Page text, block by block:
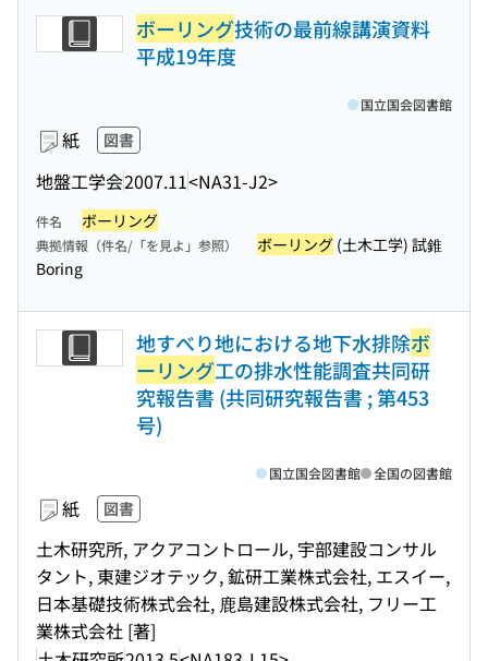
ボーリング技術の最前線講演資料
平成19年度
紙 図書
地盤工学会2007.11<NA31-J2>
国立国会図書館
件名 ボーリング
典拠情報（件名/「を見よ」参照） ボーリング (土木工学) 試錐
Boring
地すべり地における地下水排除ボ
ーリング工の排水性能調査共同研
究報告書 (共同研究報告書 ; 第453
号)
紙 図書
土木研究所, アクアコントロール, 宇部建設コンサル
タント, 東建ジオテック, 鉱研工業株式会社, エスイー,
日本基礎技術株式会社, 鹿島建設株式会社, フリー工
業株式会社 [著]
国立国会図書館 全国の図書館